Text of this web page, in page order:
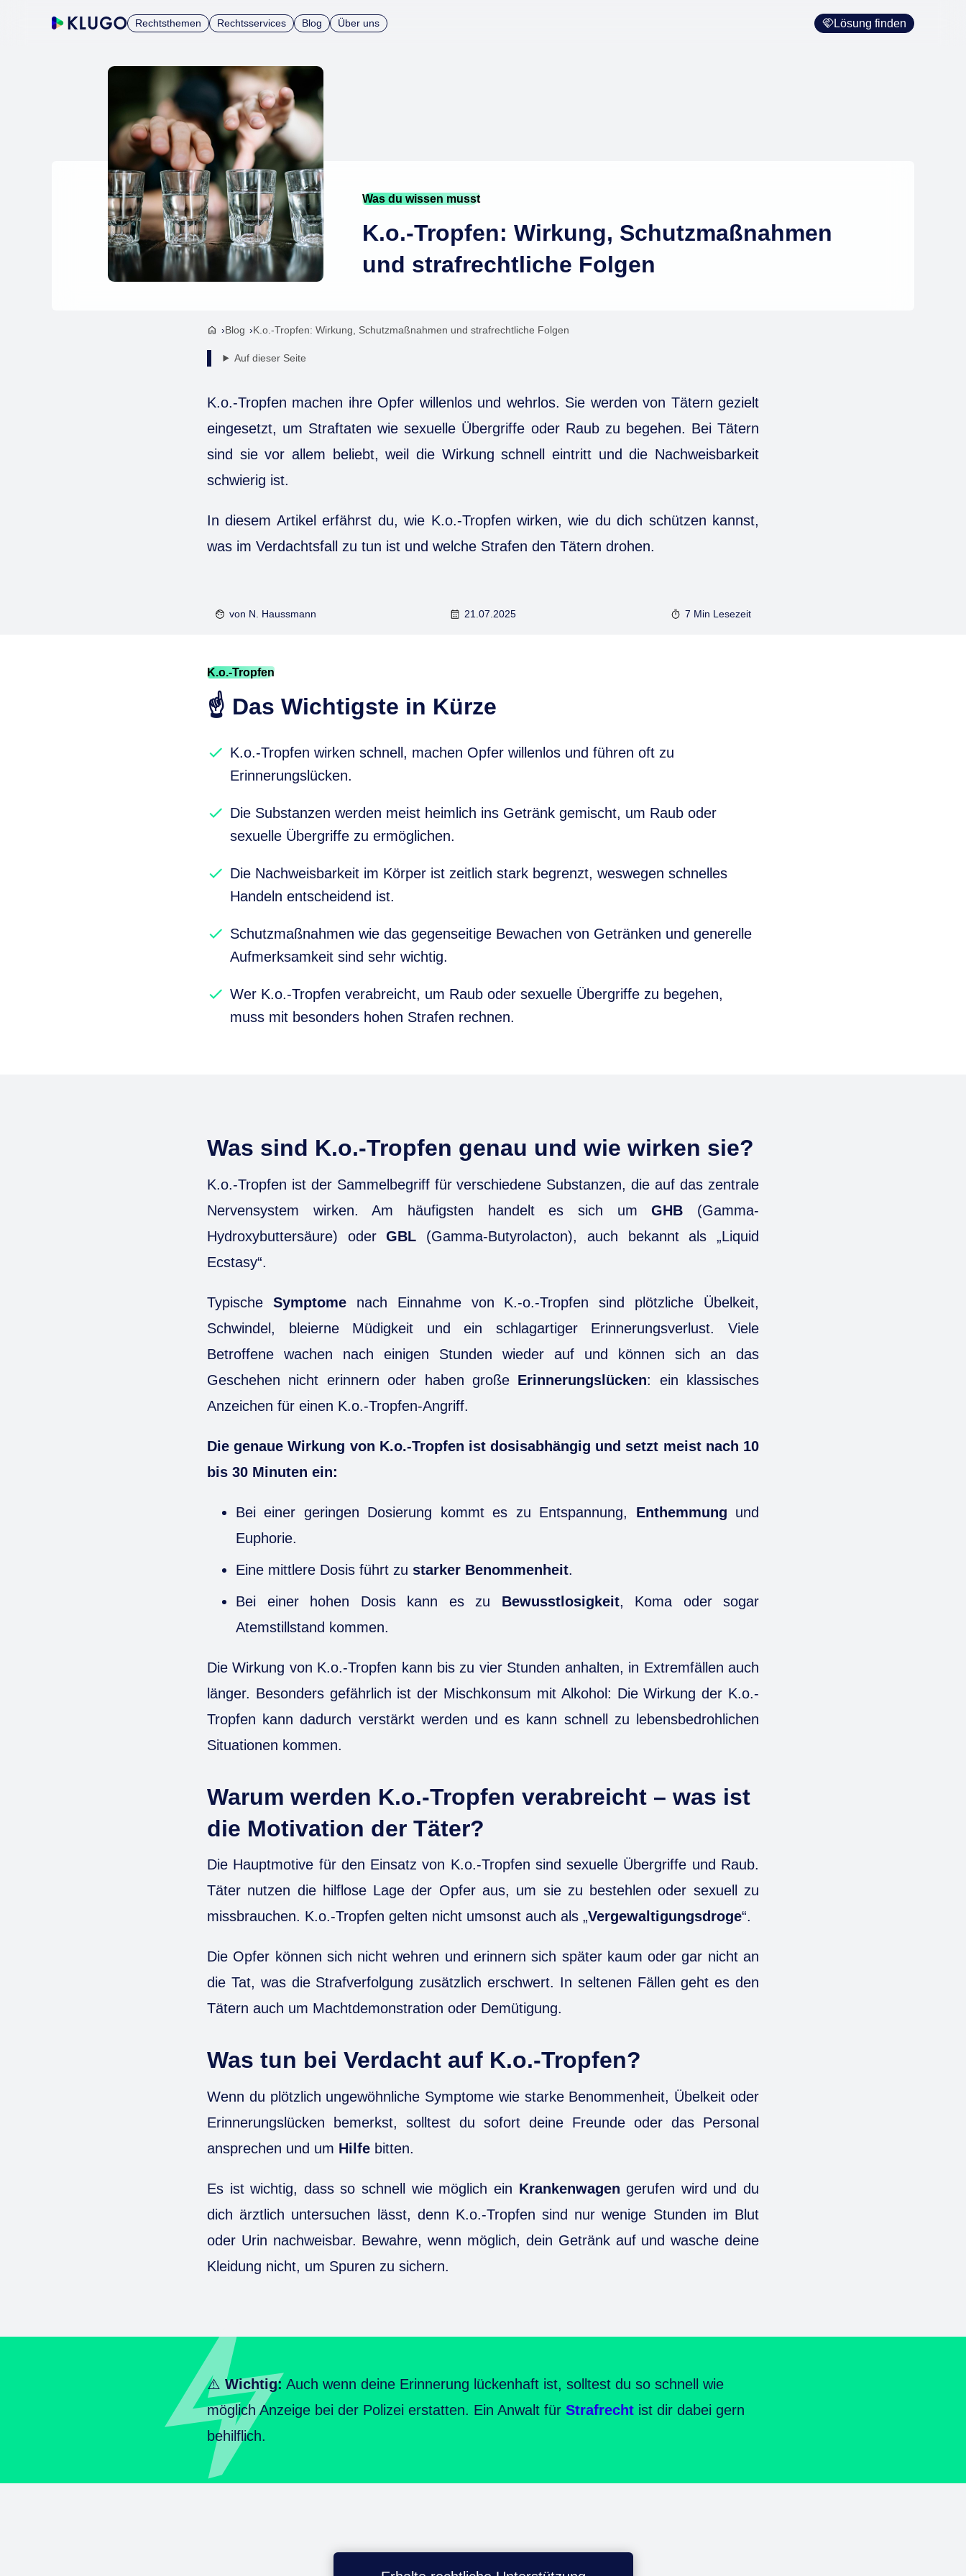
Rechtsthemen Rechtsservices Blog Über uns Lösung finden
Was du wissen musst
K.o.-Tropfen: Wirkung, Schutzmaßnahmen
und strafrechtliche Folgen
Blog K.o.-Tropfen: Wirkung, Schutzmaßnahmen und strafrechtliche Folgen
Auf dieser Seite
K.o.-Tropfen machen ihre Opfer willenlos und wehrlos. Sie werden von Tätern gezielt
eingesetzt, um Straftaten wie sexuelle Übergriffe oder Raub zu begehen. Bei Tätern
sind sie vor allem beliebt, weil die Wirkung schnell eintritt und die Nachweisbarkeit
schwierig ist.
In diesem Artikel erfährst du, wie K.o.-Tropfen wirken, wie du dich schützen kannst,
was im Verdachtsfall zu tun ist und welche Strafen den Tätern drohen.
von N. Haussmann 21.07.2025 7 Min Lesezeit
K.o.-Tropfen
☝️ Das Wichtigste in Kürze
K.o.-Tropfen wirken schnell, machen Opfer willenlos und führen oft zu
Erinnerungslücken.
Die Substanzen werden meist heimlich ins Getränk gemischt, um Raub oder
sexuelle Übergriffe zu ermöglichen.
Die Nachweisbarkeit im Körper ist zeitlich stark begrenzt, weswegen schnelles
Handeln entscheidend ist.
Schutzmaßnahmen wie das gegenseitige Bewachen von Getränken und generelle
Aufmerksamkeit sind sehr wichtig.
Wer K.o.-Tropfen verabreicht, um Raub oder sexuelle Übergriffe zu begehen,
muss mit besonders hohen Strafen rechnen.
Was sind K.o.-Tropfen genau und wie wirken sie?
K.o.-Tropfen ist der Sammelbegriff für verschiedene Substanzen, die auf das zentrale
Nervensystem wirken. Am häufigsten handelt es sich umGHB (Gamma-
Hydroxybuttersäure) oderGBL (Gamma-Butyrolacton), auch bekannt als „Liquid
Ecstasy“.
Typische Symptomenach Einnahme von K.-o.-Tropfen sind plötzliche Übelkeit,
Schwindel, bleierne Müdigkeit und ein schlagartiger Erinnerungsverlust. Viele
Betroffene wachen nach einigen Stunden wieder auf und können sich an das
Geschehen nicht erinnern oder haben große Erinnerungslücken: ein klassisches
Anzeichen für einen K.o.-Tropfen-Angriff.
Die genaue Wirkung von K.o.-Tropfen ist dosisabhängig und setzt meist nach 10
bis 30 Minuten ein:
Bei einer geringen Dosierung kommt es zu Entspannung, Enthemmung und
Euphorie.
Eine mittlere Dosis führt zu starker Benommenheit.
Bei einer hohen Dosis kann es zu Bewusstlosigkeit, Koma oder sogar
Atemstillstand kommen.
Die Wirkung von K.o.-Tropfen kann bis zu vier Stunden anhalten, in Extremfällen auch
länger. Besonders gefährlich ist der Mischkonsum mit Alkohol: Die Wirkung der K.o.-
Tropfen kann dadurch verstärkt werden und es kann schnell zu lebensbedrohlichen
Situationen kommen.
Warum werden K.o.-Tropfen verabreicht – was ist
die Motivation der Täter?
Die Hauptmotive für den Einsatz von K.o.-Tropfen sind sexuelle Übergriffe und Raub.
Täter nutzen die hilflose Lage der Opfer aus, um sie zu bestehlen oder sexuell zu
missbrauchen. K.o.-Tropfen gelten nicht umsonst auch als „Vergewaltigungsdroge“.
Die Opfer können sich nicht wehren und erinnern sich später kaum oder gar nicht an
die Tat, was die Strafverfolgung zusätzlich erschwert. In seltenen Fällen geht es den
Tätern auch um Machtdemonstration oder Demütigung.
Was tun bei Verdacht auf K.o.-Tropfen?
Wenn du plötzlich ungewöhnliche Symptome wie starke Benommenheit, Übelkeit oder
Erinnerungslücken bemerkst, solltest du sofort deine Freunde oder das Personal
ansprechen und um Hilfe bitten.
Es ist wichtig, dass so schnell wie möglich ein Krankenwagen gerufen wird und du
dich ärztlich untersuchen lässt, denn K.o.-Tropfen sind nur wenige Stunden im Blut
oder Urin nachweisbar. Bewahre, wenn möglich, dein Getränk auf und wasche deine
Kleidung nicht, um Spuren zu sichern.
⚠️ Wichtig: Auch wenn deine Erinnerung lückenhaft ist, solltest du so schnell wie
möglich Anzeige bei der Polizei erstatten. Ein Anwalt für Strafrecht ist dir dabei gern
behilflich.